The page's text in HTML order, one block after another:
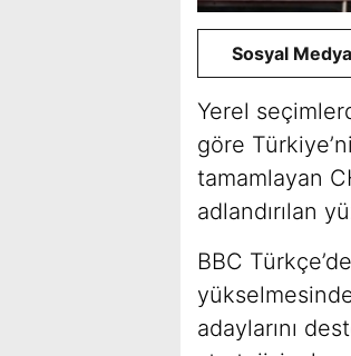
Sosyal Medya
Yerel
göre
tamamlayan
adlandırılan
BBC
adaylarını